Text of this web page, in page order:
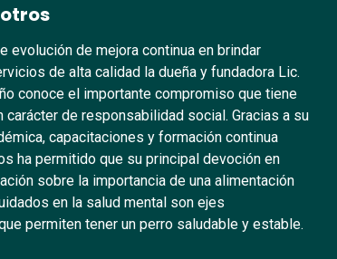
evolución de mejora continua en brindar
de alta calidad la dueña y fundadora Lic.
conoce el importante compromiso que tiene
carácter de responsabilidad social. Gracias a su
capacitaciones y formación continua
ha permitido que su principal devoción en
sobre la importancia de una alimentación
en la salud mental son ejes
permiten tener un perro saludable y estable.